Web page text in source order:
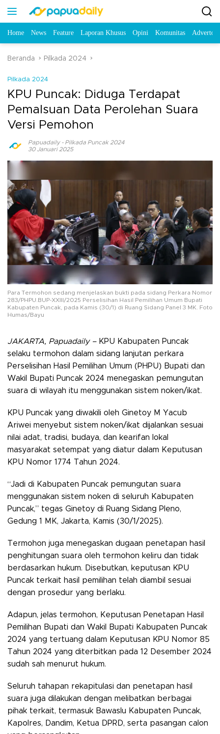
Home News Feature Laporan Khusus Opini Komunitas
Beranda Pilkada 2024
Pilkada 2024
KPU Puncak: Diduga Terdapat
Pemalsuan Data Perolehan Suara
Versi Pemohon
Papuadaily- Pilkada Puncak 2024
30 Januari 2025
Para Termohon sedang menjelaskan bukti pada sidang Perkara Nomor
283/PHPU.BUP-XXIII/2025 Perselisihan Hasil Pemilihan Umum Bupati
Kabupaten Puncak, pada Kamis (30/1) di Ruang Sidang Panel 3 MK. Foto
Humas/Bayu
JAKARTA, Papuadaily – KPU Kabupaten Puncak
selaku termohon dalam sidang lanjutan perkara
Perselisihan Hasil Pemilihan Umum (PHPU) Bupati dan
Wakil Bupati Puncak 2024 menegaskan pemungutan
suara di wilayah itu menggunakan sistem noken/ikat.
KPU Puncak yang diwakili oleh Ginetoy M Yacub
Ariwei menyebut sistem noken/ikat dijalankan sesuai
nilai adat, tradisi, budaya, dan kearifan lokal
masyarakat setempat yang diatur dalam Keputusan
KPU Nomor 1774 Tahun 2024.
“Jadi di Kabupaten Puncak pemungutan suara
menggunakan sistem noken di seluruh Kabupaten
Puncak,” tegas Ginetoy di Ruang Sidang Pleno,
Gedung 1 MK, Jakarta, Kamis (30/1/2025).
Termohon juga menegaskan dugaan penetapan hasil
penghitungan suara oleh termohon keliru dan tidak
berdasarkan hukum. Disebutkan, keputusan KPU
Puncak terkait hasil pemilihan telah diambil sesuai
dengan prosedur yang berlaku.
Adapun, jelas termohon, Keputusan Penetapan Hasil
Pemilihan Bupati dan Wakil Bupati Kabupaten Puncak
2024 yang tertuang dalam Keputusan KPU Nomor 85
Tahun 2024 yang diterbitkan pada 12 Desember 2024
sudah sah menurut hukum.
Seluruh tahapan rekapitulasi dan penetapan hasil
suara juga dilakukan dengan melibatkan berbagai
pihak terkait, termasuk Bawaslu Kabupaten Puncak,
Kapolres, Dandim, Ketua DPRD, serta pasangan calon